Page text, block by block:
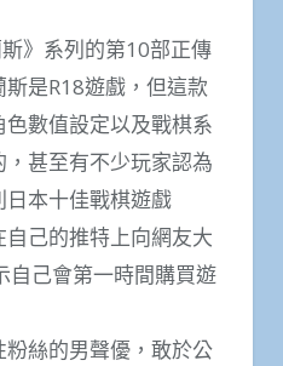
》系列的第10部正傳
是R18遊戲，但這款
數值設定以及戰棋系
甚至有不少玩家認為
日本十佳戰棋遊戲
己的推特上向網友大
自己會第一時間購買遊
絲的男聲優，敢於公